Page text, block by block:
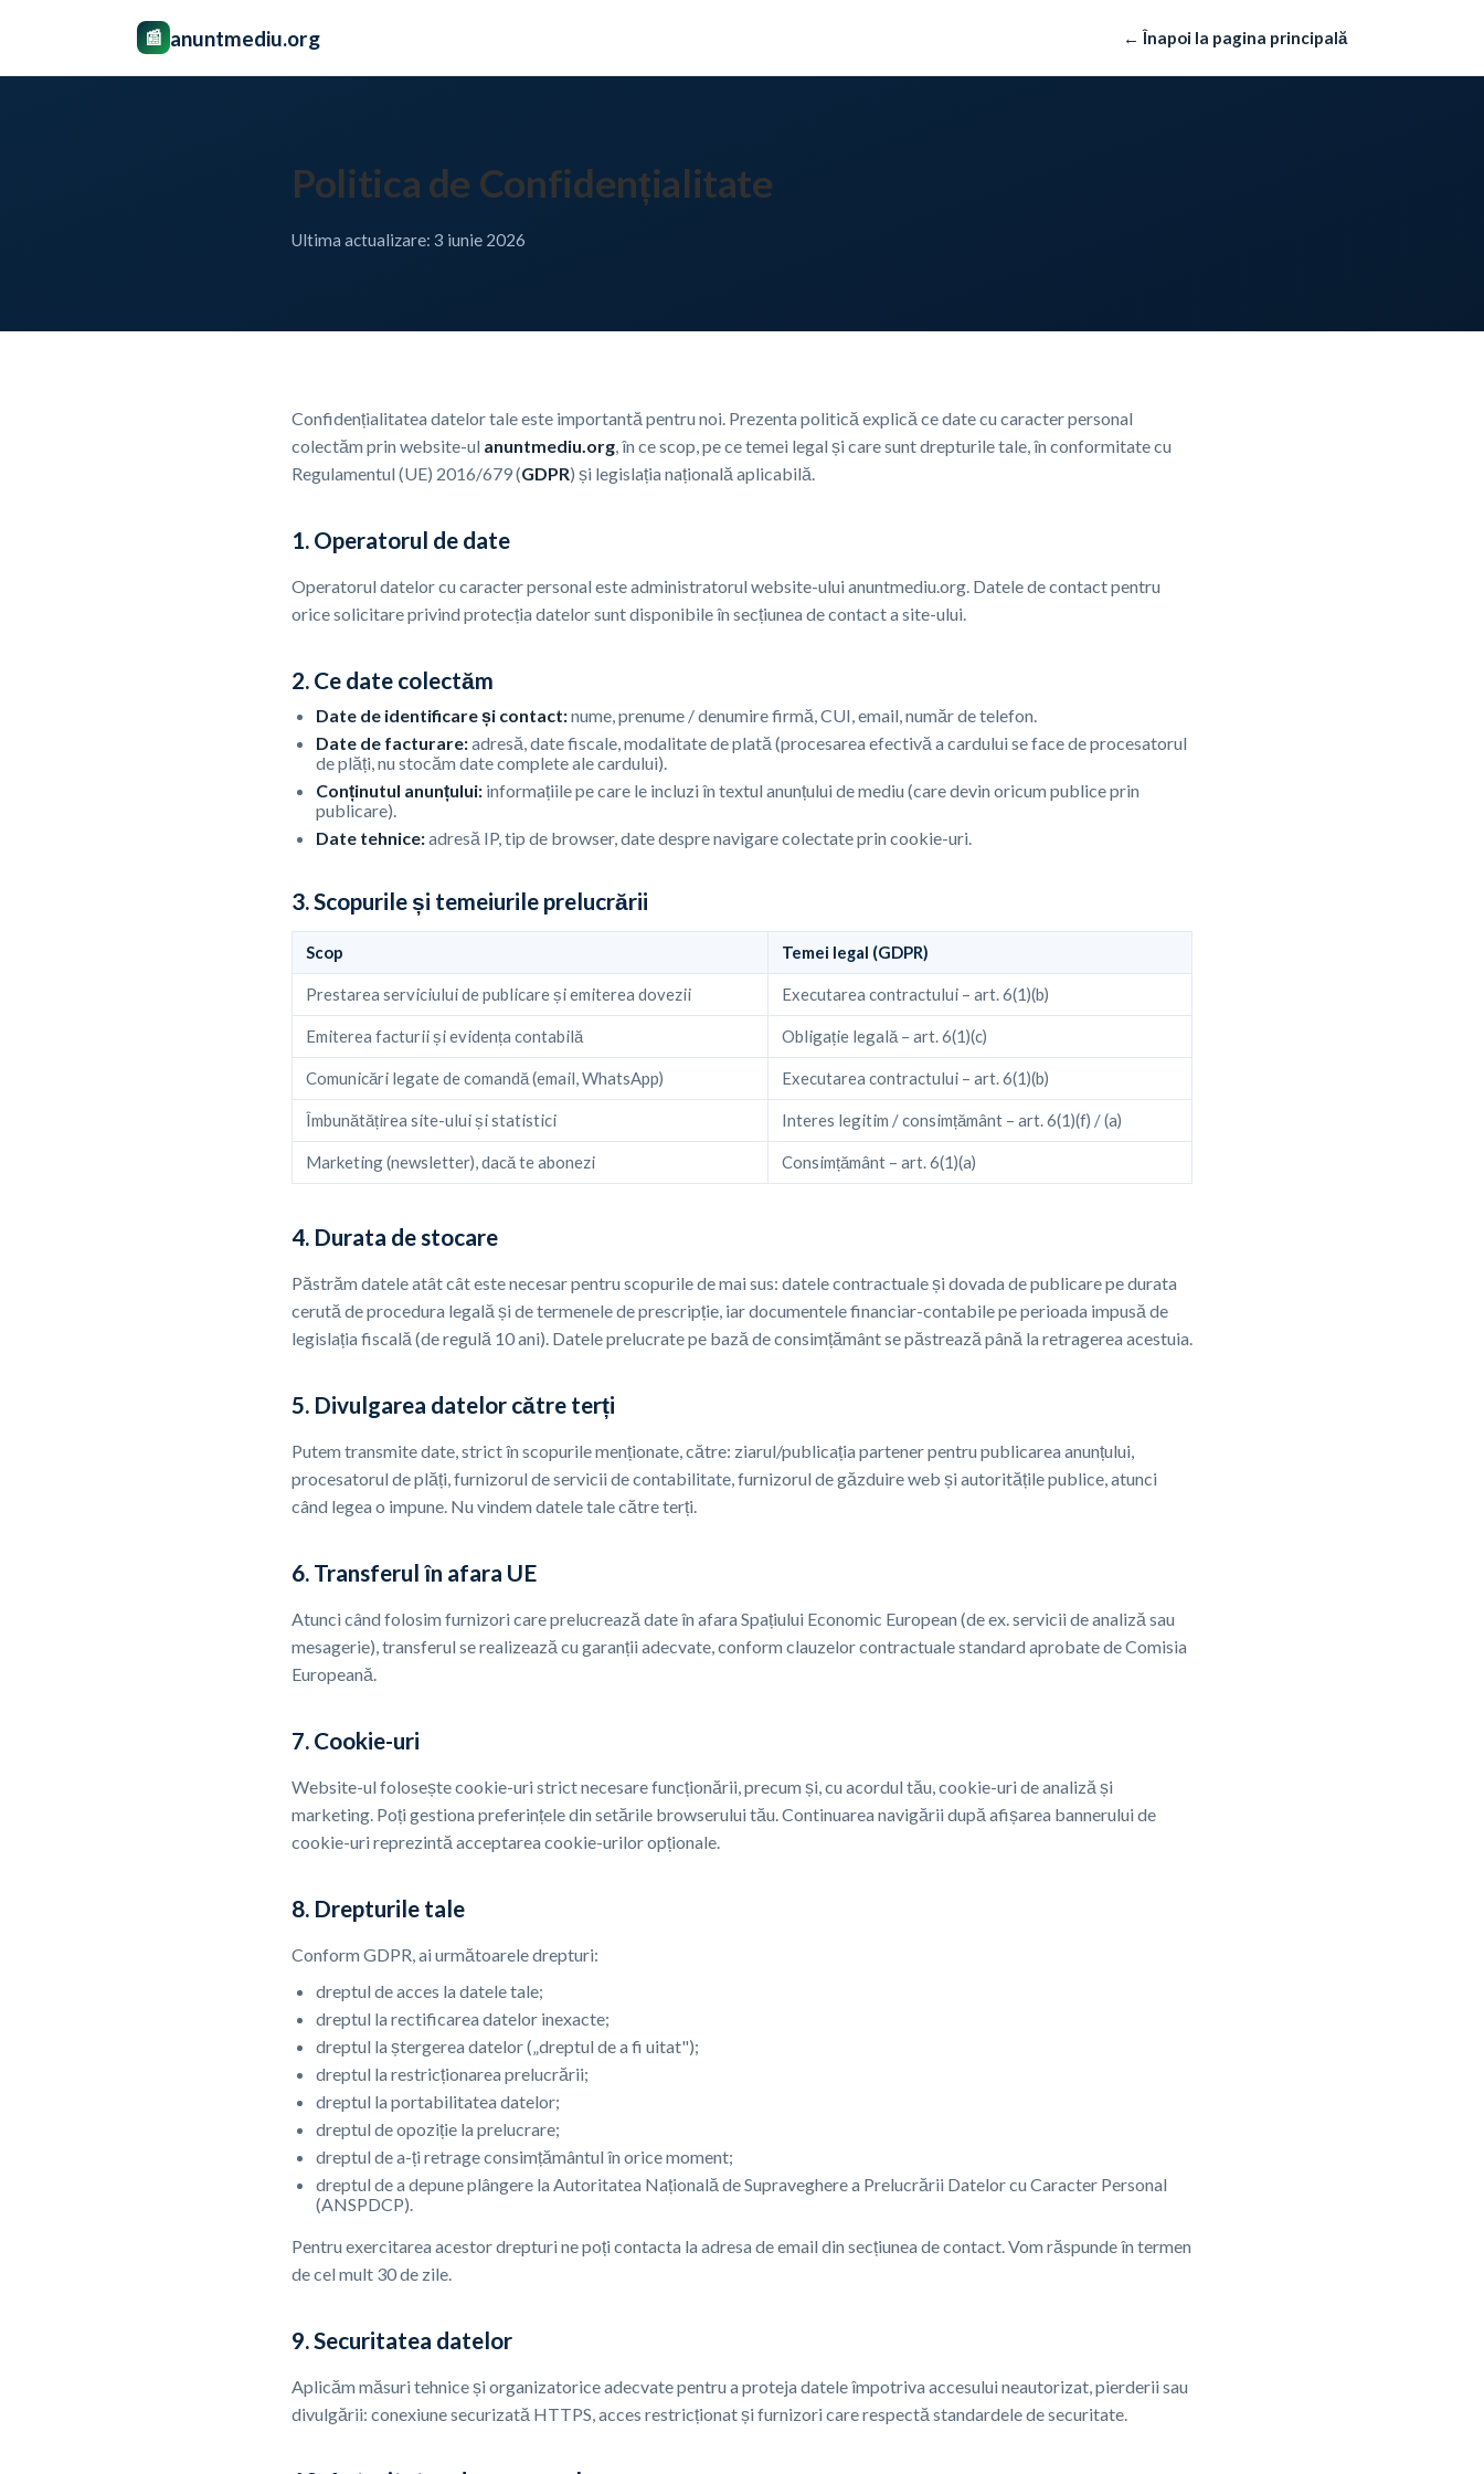
📰 anuntmediu.org ← Înapoi la pagina principală
Politica de Confidențialitate
Ultima actualizare: 3 iunie 2026
Confidențialitatea datelor tale este importantă pentru noi. Prezenta politică explică ce date cu caracter personal
colectăm prin website-ul anuntmediu.org, în ce scop, pe ce temei legal și care sunt drepturile tale, în conformitate cu
Regulamentul (UE) 2016/679 (GDPR) și legislația națională aplicabilă.
1. Operatorul de date
Operatorul datelor cu caracter personal este administratorul website-ului anuntmediu.org. Datele de contact pentru
orice solicitare privind protecția datelor sunt disponibile în secțiunea de contact a site-ului.
2. Ce date colectăm
Date de identificare și contact:nume, prenume / denumire firmă, CUI, email, număr de telefon.
Date de facturare:adresă, date fiscale, modalitate de plată (procesarea efectivă a cardului se face de procesatorul
de plăți, nu stocăm date complete ale cardului).
Conținutul anunțului: informațiile pe care le incluzi în textul anunțului de mediu (care devin oricum publice prin
publicare).
Date tehnice:adresă IP, tip de browser, date despre navigare colectate prin cookie-uri.
3. Scopurile și temeiurile prelucrării
Scop Temei legal (GDPR)
Prestarea serviciului de publicare și emiterea dovezii Executarea contractului – art. 6(1)(b)
Emiterea facturii și evidența contabilă Obligație legală – art. 6(1)(c)
Comunicări legate de comandă (email, WhatsApp) Executarea contractului – art. 6(1)(b)
Îmbunătățirea site-ului și statistici Interes legitim / consimțământ – art. 6(1)(f) / (a)
Marketing (newsletter), dacă te abonezi Consimțământ – art. 6(1)(a)
4. Durata de stocare
Păstrăm datele atât cât este necesar pentru scopurile de mai sus: datele contractuale și dovada de publicare pe durata
cerută de procedura legală și de termenele de prescripție, iar documentele financiar-contabile pe perioada impusă de
legislația fiscală (de regulă 10 ani). Datele prelucrate pe bază de consimțământ se păstrează până la retragerea acestuia.
5. Divulgarea datelor către terți
Putem transmite date, strict în scopurile menționate, către: ziarul/publicația partener pentru publicarea anunțului,
procesatorul de plăți, furnizorul de servicii de contabilitate, furnizorul de găzduire web și autoritățile publice, atunci
când legea o impune. Nu vindem datele tale către terți.
6. Transferul în afara UE
Atunci când folosim furnizori care prelucrează date în afara Spațiului Economic European (de ex. servicii de analiză sau
mesagerie), transferul se realizează cu garanții adecvate, conform clauzelor contractuale standard aprobate de Comisia
Europeană.
7. Cookie-uri
Website-ul folosește cookie-uri strict necesare funcționării, precum și, cu acordul tău, cookie-uri de analiză și
marketing. Poți gestiona preferințele din setările browserului tău. Continuarea navigării după afișarea bannerului de
cookie-uri reprezintă acceptarea cookie-urilor opționale.
8. Drepturile tale
Conform GDPR, ai următoarele drepturi:
dreptul de acces la datele tale;
dreptul la rectificarea datelor inexacte;
dreptul la ștergerea datelor („dreptul de a fi uitat");
dreptul la restricționarea prelucrării;
dreptul la portabilitatea datelor;
dreptul de opoziție la prelucrare;
dreptul de a-ți retrage consimțământul în orice moment;
dreptul de a depune plângere la Autoritatea Națională de Supraveghere a Prelucrării Datelor cu Caracter Personal
(ANSPDCP).
Pentru exercitarea acestor drepturi ne poți contacta la adresa de email din secțiunea de contact. Vom răspunde în termen
de cel mult 30 de zile.
9. Securitatea datelor
Aplicăm măsuri tehnice și organizatorice adecvate pentru a proteja datele împotriva accesului neautorizat, pierderii sau
divulgării: conexiune securizată HTTPS, acces restricționat și furnizori care respectă standardele de securitate.